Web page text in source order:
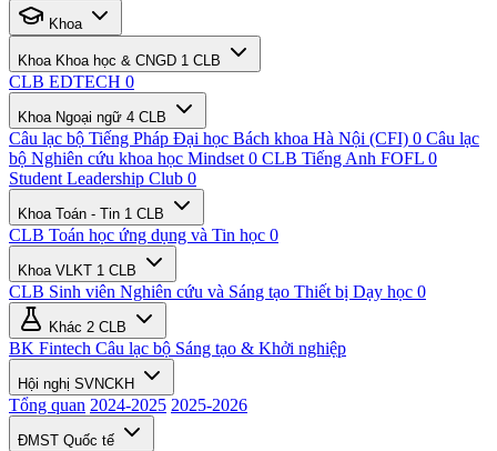
Khoa
Khoa Khoa học & CNGD 1 CLB
CLB EDTECH 0
Khoa Ngoại ngữ 4 CLB
Câu lạc bộ Tiếng Pháp Đại học Bách khoa Hà Nội (CFI) 0 Câu lạc
bộ Nghiên cứu khoa học Mindset 0 CLB Tiếng Anh FOFL 0
Student Leadership Club 0
Khoa Toán - Tin 1 CLB
CLB Toán học ứng dụng và Tin học 0
Khoa VLKT 1 CLB
CLB Sinh viên Nghiên cứu và Sáng tạo Thiết bị Dạy học 0
Khác 2 CLB
BK Fintech Câu lạc bộ Sáng tạo & Khởi nghiệp
Hội nghị SVNCKH
Tổng quan 2024-2025 2025-2026
ĐMST Quốc tế